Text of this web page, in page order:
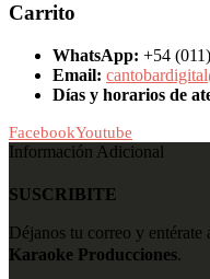
Carrito
WhatsApp: +54
Email:
Días y horarios de
FacebookYoutube
Información Adicional
SUSCRIBITE
Déjanos tu correo y entérate
Karaoke Producciones.